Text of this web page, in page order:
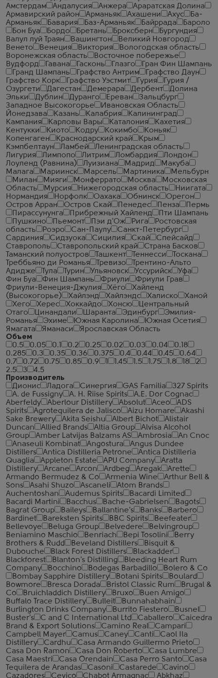
Амстердам
Андалусия Анжера
Араратская Долина
Армавирский район
Арманьяк Ахашени Ахус
Ба-
Арманьяк
Бавария Баз-Арманьяк Байррада
Бароло
Бон Буа
Бордо Бретань Броксберн
Бургундия
Валул луй Траян
Вашингтон
Великий Новгород
Венето
Венеция Виктория
Вологодская область
Воронежская область
Восточное побережье
Вудфорд
Гавана Гасконь Глазго
Гран Фин Шампань
Гранд Шампань
Графство Антрим
Графство Даун
Графство Корк
Графство Уэстмит Гурия
Гурия /
Озургети
Дагестан Демерара Дербент
Долина
Эльки
Дублин Дуранго Ереван
Зальцбург
Западное Высокогорье
Ивановская Область
Йонедзава
Казань Калабрия
Калининград
Кампания
Карловы Вары Каталония
Кахетия
Кентукки
Киото Кодру Кокимбо
Коньяк
Копенгаген
Краснодарский край
Крым
Кэмпбелтаун
Ламбей
Ленинградская область
Лигурия
Лимпопо Литрим Ломбардия
Лондон
Лоуленд (Равнина)
Луизиана Мадрид
Макуба
Малага
Мариинск Марсель Мартиника
Мельбурн
Милан
Мияги Монферрато Москва
Московская
Область
Мурсия Нижегородская область
Ниигата
Нормандия
Норфолк Оахака Обнинск
Орегон
Остров Арран
Остров Скай Пенедес Пенза
Пермь
Пирассунунга
Прибрежный Хайленд
Пти Шампань
Пушкино
Пьемонт Пэи д'Ож Рига
Ростовская
область
Роэро Сан-Паулу
Санкт-Петербург
Сардиния
Сидзуока Сицилия Скай
Спейсайд
Ставрополь
Ставропольский край
Страна Басков
Таманский полуостров
Ташкент Теннесси
Тоскана
Треббьяно ди Романья
Тревизо
Трентино-Альто
Адидже
Тула Турин Ульяновск Уссурийск
Уфа
Фин Буа
Фин Шампань Фриули
Фриули Грав
Фриули-Венеция-Джулия
Хёго
Хайленд
(Высокогорье)
Хайлэнд Хайлэндс Халиско
Ханой
Хего
Херес Хоккайдо Хонсю
Центральный
Отаго
Цинандали Шаранта Эдинбург
Эмилия-
Романья
Эхиме Южная Каролина
Южная Осетия
Ямагата
Яманаси
Ярославская Область
Объем
0.5
0.05 0.1 0.2 0.25 0.02 0.03 0.04
0.18
0.285
0.3 0.35 0.36 0.375 0.4 0.44 0.45
0.64
0.7
0.72 0.75 0.85 0.9 1.45 1.5 1.75 1.8 18
2
2.5
3
4.5
Производитель
Дионис
Ладога Синергия GAS Familia
327 Spirits
A. de Fussigny
A. H. Riise Spirits
A.E. Dor Cognac
Aberfeldy
Aberlour Distillery Absolut Aceo
ADS
Spirits
Agrotequilera de Jalisco Aizu Homare
Akashi
Sake Brewery
Akita Seishu Albert Bichot
Alistair
Duncan
Allied Brands Altia Group
Alvisa Alcohol
Group
Amber Latvijas Balzams AS Ambrosia
An Cnoc
Anaseuli Kombinat
Angostura
Angus Dundee
Distillers
Antica Distilleria Petrone
Antica Distilleria
Quaglia
Appleton Estate APU Company
Aratta
Distillery
Arcane Arcon Ardbeg Aregak
Arette
Armando Bermudez & Co
Armenia Wine
Arthur Bell &
Sons
Asahi Shuzo Ascaneli
Atom Brands
Auchentoshan
Audemus Spirits
Bacardi Limited
Bacardi Martini
Bacchus Bache-Gabrielsen
Bagots
Bagrat Group
Baileys Ballantine's Banks
Barbero
Bardinet
Bareksten Spirits BBC Spirits
Beefeater
Bellevoye
Beluga Group Belvedere
Belvingroup
Beniamino Maschio
Benriach Bepi Tosolini
Berry
Brothers & Rudd
Beveland Distillers
Bisquit &
Dubouche
Black Forest Distillers
Blackadder
Blackforest
Blanton's Distilling
Bleeding Heart Rum
Company
Bocchino Bodegas Barbadillo
Bolero & Co
Bombay Sapphire Distillery
Botani Spirits
Boulard
Bowmore
Bresca Dorada Bristol Classic Rum
Brugal &
Co
Bruichladdich Distillery Bruxo
Buen Amigo
Buffalo Trace Distillery
Bulleit
Bunnahabhain
Burlington Drinks Company
Burrito Fiestero
Busnel
Buster's
C and C International Ltd Caballero
Caicedra
Brand & Export Solutions
Camino Real
Campari
Campbell Mayer
Camus Caney Canti
Caol Ila
Distillery
Cardhu
Casa Armando Guillermo Prieto
Casa Don Ramon
Casa Don Roberto
Casa Lumbre
Casa Maestri
Casa Orendain Casa Perro Santo
Casa
Tequilera de Arandas
Casoni Castarede
Cavino
Cazadores
Cevico Chabot Armagnac Abkhaz